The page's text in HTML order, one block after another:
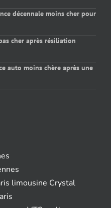
décennale moins cher pour
cher après résiliation
auto moins chère après une
limousine Crystal